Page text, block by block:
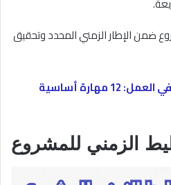
ضمن الإطار الزمني المحدد وتحقيق
مهارات التواصل في العمل: 12 مهارة أساسية
الزمني للمشروع